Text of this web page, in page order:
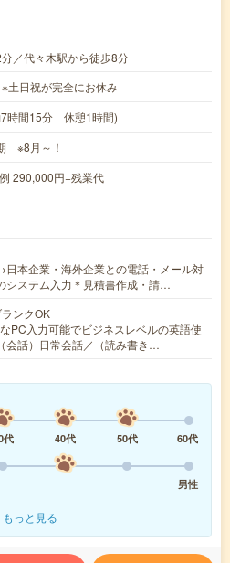
／代々木駅から徒歩8分
土日祝が完全にお休み
時間15分 休憩1時間)
※8月～！
290,000円+残業代
日本企業・海外企業との電話・メール対
システム入力＊見積書作成・請…
ンクOK
PC入力可能でビジネスレベルの英語使
会話）日常会話／（読み書き…
代 40代 50代
60代
男性
もっと見る